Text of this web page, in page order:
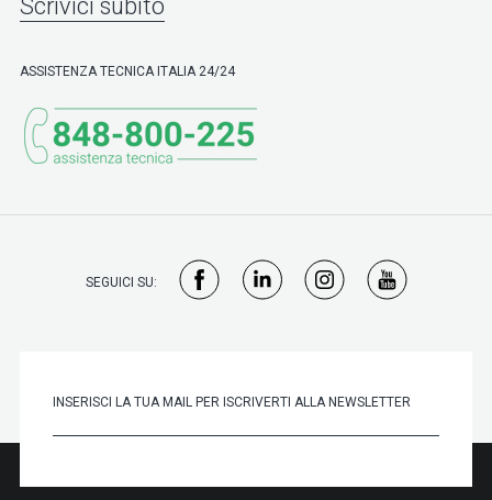
Scrivici subito
ASSISTENZA TECNICA ITALIA 24/24
SEGUICI SU: